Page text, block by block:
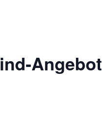
Angebot